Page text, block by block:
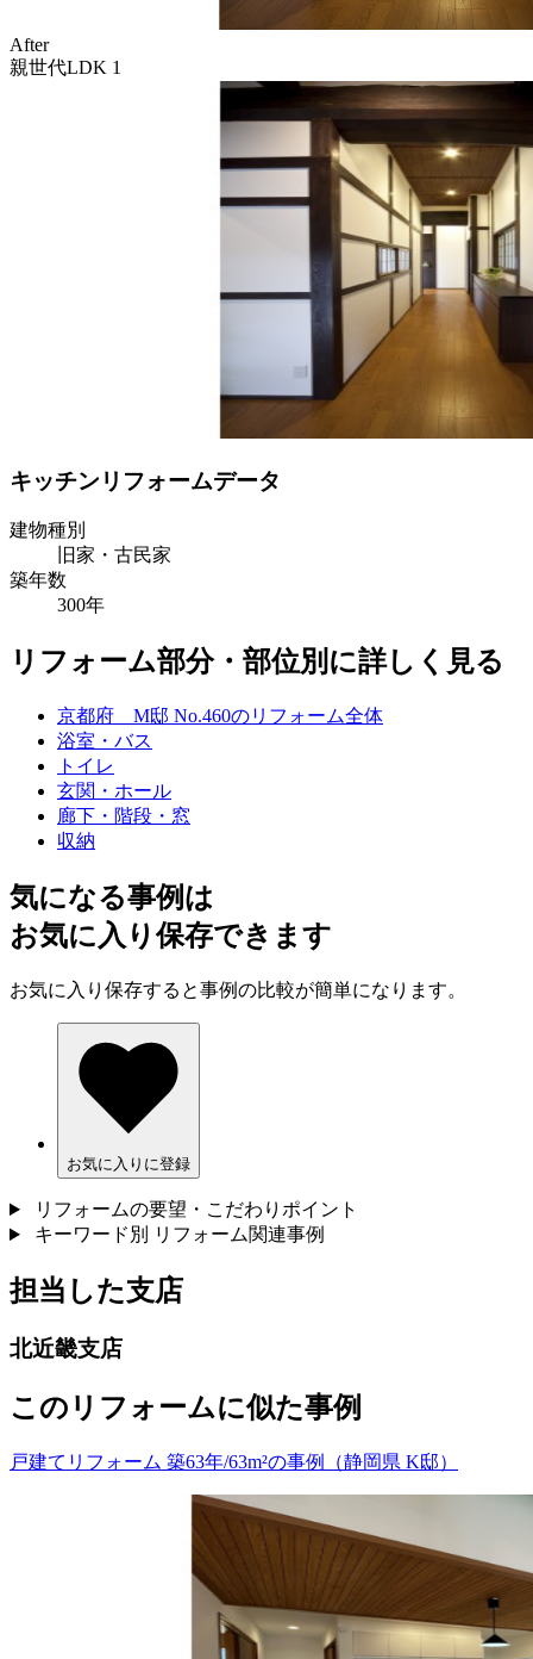
After
親世代LDK 1
キッチンリフォームデータ
建物種別
旧家・古民家
築年数
300年
リフォーム部分・部位別に詳しく見る
京都府 M邸 No.460のリフォーム全体
浴室・バス
トイレ
玄関・ホール
廊下・階段・窓
収納
気になる事例は
お気に入り保存できます
お気に入り保存すると事例の比較が簡単になります。
お気に入りに登録
リフォームの要望・こだわりポイント
キーワード別 リフォーム関連事例
担当した支店
北近畿支店
このリフォームに似た事例
戸建てリフォーム 築63年/63m²の事例（静岡県 K邸）